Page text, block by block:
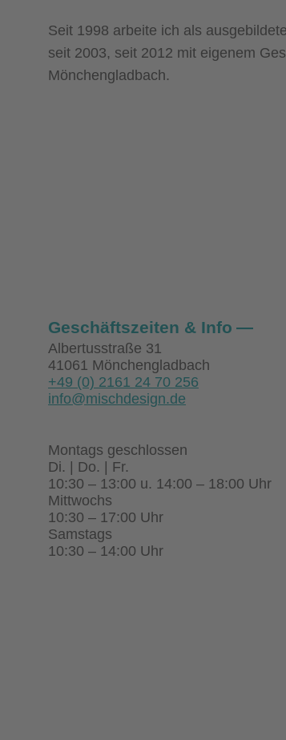
Seit 1998 arbeite ich als
seit 2003, seit 2012 mit eigenem
Mönchengladbach.
Geschäftszeiten & Info
Albertusstraße 31
41061 Mönchengladbach
+49 (0) 2161 24 70 256
info@mischdesign.de
Montags geschlossen
Di. | Do. | Fr.
10:30 – 13:00 u. 14:00 – 18:00 Uhr
Mittwochs
10:30 – 17:00 Uhr
Samstags
10:30 – 14:00 Uhr